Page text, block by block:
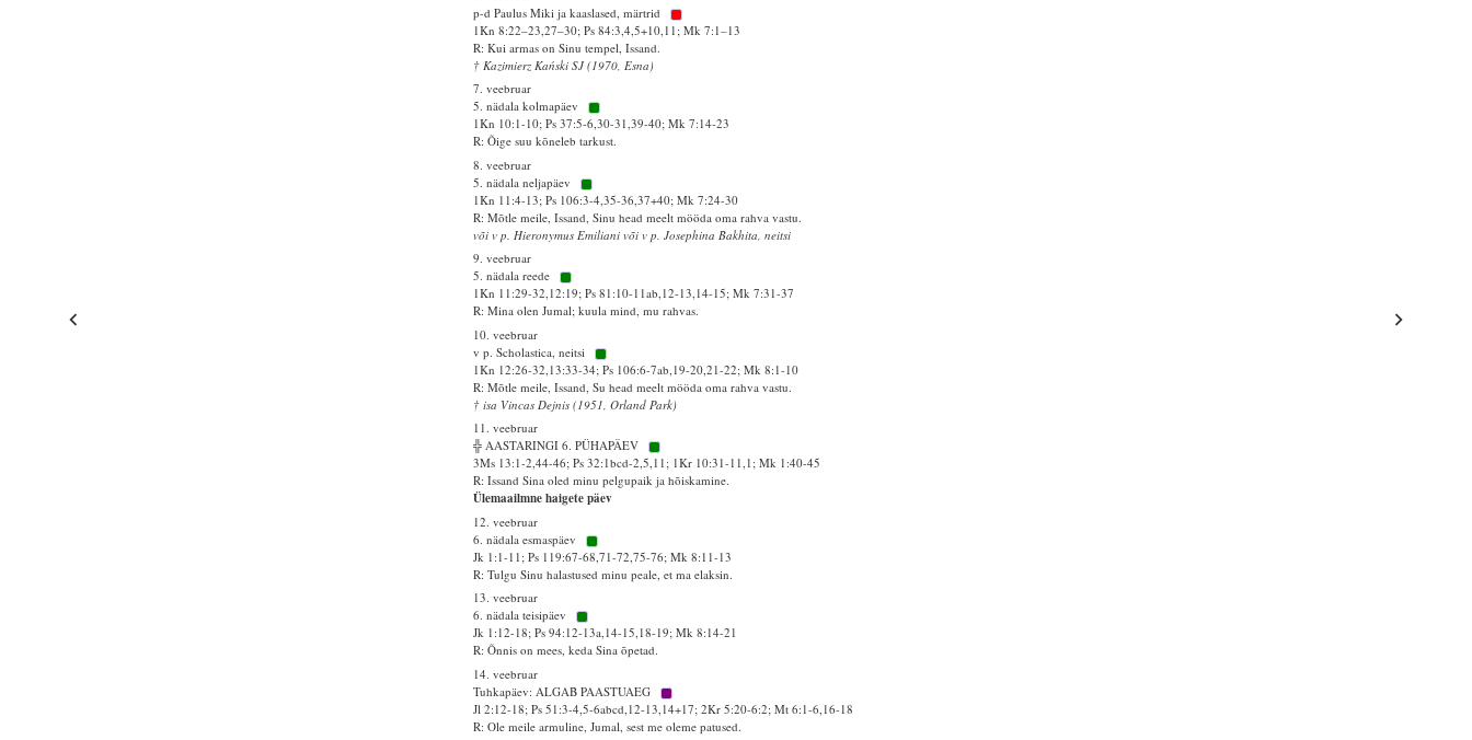
p-d Paulus Miki ja kaaslased, märtrid
1Kn 8:22–23,27–30; Ps 84:3,4,5+10,11; Mk 7:1–13
R: Kui armas on Sinu tempel, Issand.
† Kazimierz Kański SJ (1970, Esna)
7. veebruar
5. nädala kolmapäev
1Kn 10:1-10; Ps 37:5-6,30-31,39-40; Mk 7:14-23
R: Õige suu kõneleb tarkust.
8. veebruar
5. nädala neljapäev
1Kn 11:4-13; Ps 106:3-4,35-36,37+40; Mk 7:24-30
R: Mõtle meile, Issand, Sinu head meelt mööda oma rahva vastu.
või v p. Hieronymus Emiliani või v p. Josephina Bakhita, neitsi
9. veebruar
5. nädala reede
1Kn 11:29-32,12:19; Ps 81:10-11ab,12-13,14-15; Mk 7:31-37
R: Mina olen Jumal; kuula mind, mu rahvas.
10. veebruar
v p. Scholastica, neitsi
1Kn 12:26-32,13:33-34; Ps 106:6-7ab,19-20,21-22; Mk 8:1-10
R: Mõtle meile, Issand, Su head meelt mööda oma rahva vastu.
† isa Vincas Dejnis (1951, Orland Park)
11. veebruar
╬ AASTARINGI 6. PÜHAPÄEV
3Ms 13:1-2,44-46; Ps 32:1bcd-2,5,11; 1Kr 10:31-11,1; Mk 1:40-45
R: Issand Sina oled minu pelgupaik ja hõiskamine.
Ülemaailmne haigete päev
12. veebruar
6. nädala esmaspäev
Jk 1:1-11; Ps 119:67-68,71-72,75-76; Mk 8:11-13
R: Tulgu Sinu halastused minu peale, et ma elaksin.
13. veebruar
6. nädala teisipäev
Jk 1:12-18; Ps 94:12-13a,14-15,18-19; Mk 8:14-21
R: Õnnis on mees, keda Sina õpetad.
14. veebruar
Tuhkapäev: ALGAB PAASTUAEG
Jl 2:12-18; Ps 51:3-4,5-6abcd,12-13,14+17; 2Kr 5:20-6:2; Mt 6:1-6,16-18
R: Ole meile armuline, Jumal, sest me oleme patused.